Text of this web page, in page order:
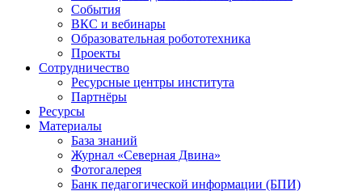
События
ВКС и вебинары
Образовательная робототехника
Проекты
Сотрудничество
Ресурсные центры института
Партнёры
Ресурсы
Материалы
База знаний
Журнал «Северная Двина»
Фотогалерея
Банк педагогической информации (БПИ)